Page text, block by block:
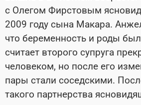
с Олегом Фирстовым
2009 году сына Макара.
что беременность и роды
считает второго супруга
человеком, но после его
пары стали соседскими.
такого партнерства